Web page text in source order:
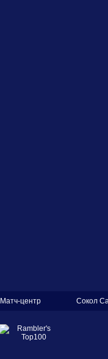
Матч-центр Сокол